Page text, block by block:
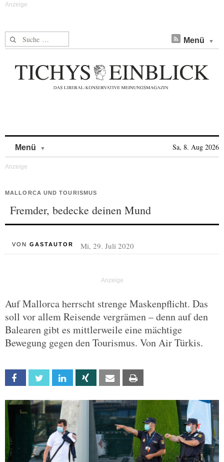
Suche nach: Menü
Menü Sa, 8. Aug 2026
MALLORCA UND TOURISMUS
Fremder, bedecke deinen Mund
VON GASTAUTOR Mi, 29. Juli 2020
Auf Mallorca herrscht strenge Maskenpflicht. Das
soll vor allem Reisende vergrämen – denn auf den
Balearen gibt es mittlerweile eine mächtige
Bewegung gegen den Tourismus. Von Air Türkis.
Facebook Twitter Linkedin Xing Email